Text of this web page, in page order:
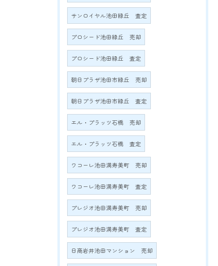
サンロイヤル池田緑丘 査定
プロシード池田緑丘 売却
プロシード池田緑丘 査定
朝日プラザ池田市緑丘 売却
朝日プラザ池田市緑丘 査定
エル・プラッツ石橋 売却
エル・プラッツ石橋 査定
ワコーレ池田満寿美町 売却
ワコーレ池田満寿美町 査定
プレジオ池田満寿美町 売却
プレジオ池田満寿美町 査定
日商岩井池田マンション 売却